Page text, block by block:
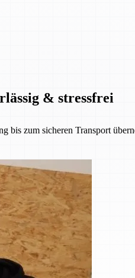
& stressfrei
bis zum sicheren Transport